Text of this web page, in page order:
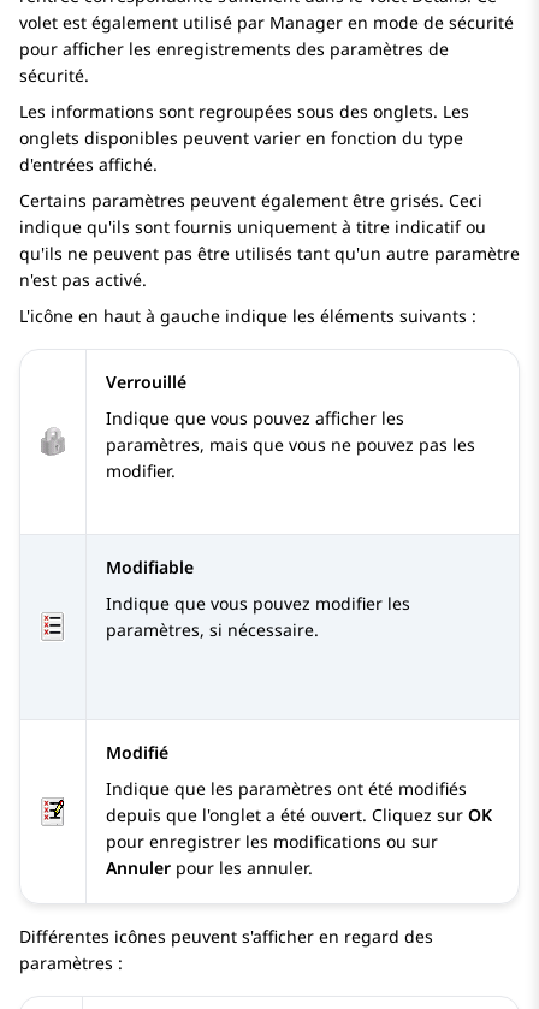
volet est également utilisé par Manager en mode de sécurité
pour afficher les enregistrements des paramètres de
sécurité.
Les informations sont regroupées sous des onglets. Les
onglets disponibles peuvent varier en fonction du type
d'entrées affiché.
Certains paramètres peuvent également être grisés. Ceci
indique qu'ils sont fournis uniquement à titre indicatif ou
qu'ils ne peuvent pas être utilisés tant qu'un autre paramètre
n'est pas activé.
L'icône en haut à gauche indique les éléments suivants :
Verrouillé
Indique que vous pouvez afficher les
paramètres, mais que vous ne pouvez pas les
modifier.
Modifiable
Indique que vous pouvez modifier les
paramètres, si nécessaire.
Modifié
Indique que les paramètres ont été modifiés
depuis que l'onglet a été ouvert. Cliquez sur OK
pour enregistrer les modifications ou sur
Annuler pour les annuler.
Différentes icônes peuvent s'afficher en regard des
paramètres :